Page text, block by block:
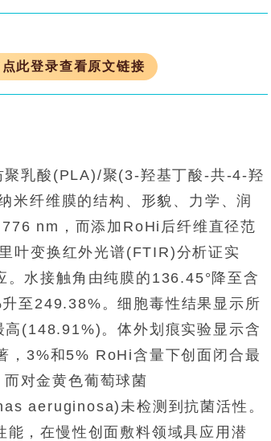
此登录查看原文链接
聚乳酸(PLA)/聚(3-羟基丁酸-共-4-羟
纤维膜的结构、形貌、力学、润
nm，而添加RoHi后纤维直径范
叶变换红外光谱(FTIR)分析证实
水接触角由纯膜的136.45°降至含
至249.38%。细胞毒性结果显示所
(148.91%)。体外划痕实验显示含
，3%和5% RoHi含量下创面闭合最
对金黄色葡萄球菌
aeruginosa)未检测到抗菌活性。
，在慢性创面敷料领域具应用潜